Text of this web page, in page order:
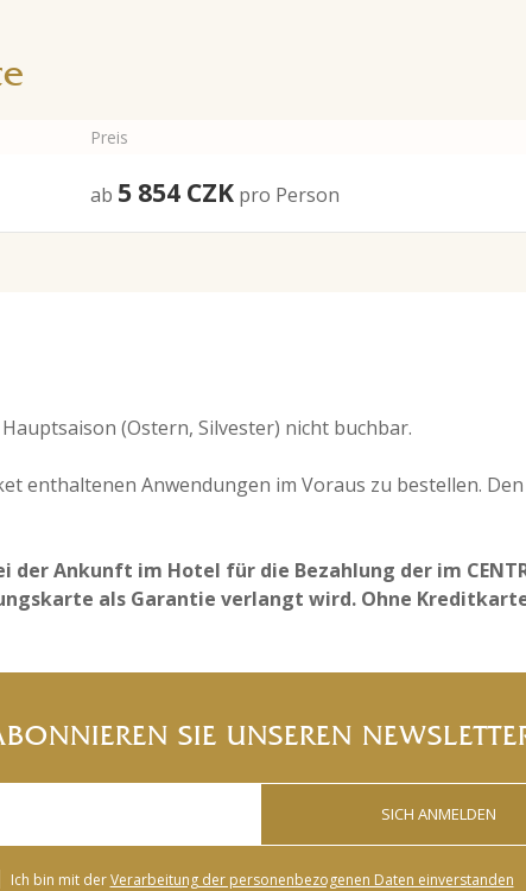
Preis
ab 5 854 CZK pro Person
(Ostern, Silvester) nicht buchbar.
enthaltenen Anwendungen im Voraus zu bestellen.
Ankunft im Hotel für die Bezahlung der im
als Garantie verlangt wird. Ohne
SIE UNSEREN
SICH ANMELDEN
Ich bin mit derVerarbeitung der personenbezogenen Daten einverstanden